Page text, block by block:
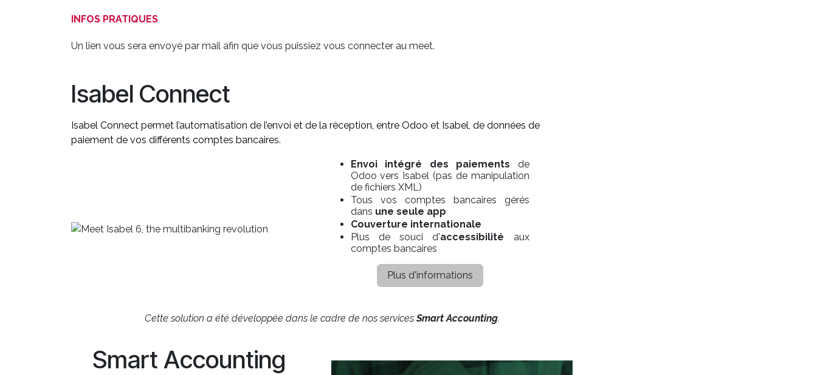
INFOS PRATIQUES
Un lien vous sera envoyé par mail afin que vous puissiez vous connecter au meet.
Isabel Connect
Isabel Connect permet l’automatisation de l’envoi et de la réception, entre Odoo et Isabel, de données de
paiement de vos différents comptes bancaires.
Envoi intégré des paiements de
Odoo vers Isabel (pas de manipulation
de fichiers XML)
Tous vos comptes bancaires gérés
dans une seule app
Couverture internationale
Plus de souci d'accessibilité aux
comptes bancaires
Plus d'informations
Cette solution a été développée dans le cadre de nos servicesSmart Accounting.
Smart Accounting